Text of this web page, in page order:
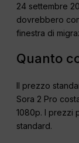
24 settembre
dovrebbero
finestra di
Quanto
Il prezzo
Sora 2 Pro
1080p. I prezzi
standard.